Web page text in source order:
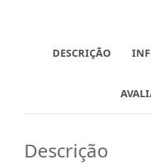
DESCRIÇÃO
Descrição